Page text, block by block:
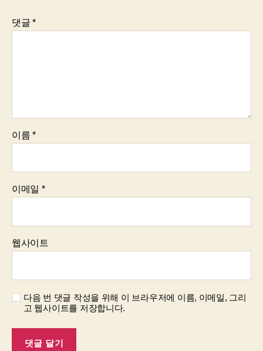
댓글*
이름*
이메일 *
웹사이트
다음 번 댓글 작성을 위해 이 브라우저에 이름, 이메일, 그리
고 웹사이트를 저장합니다.